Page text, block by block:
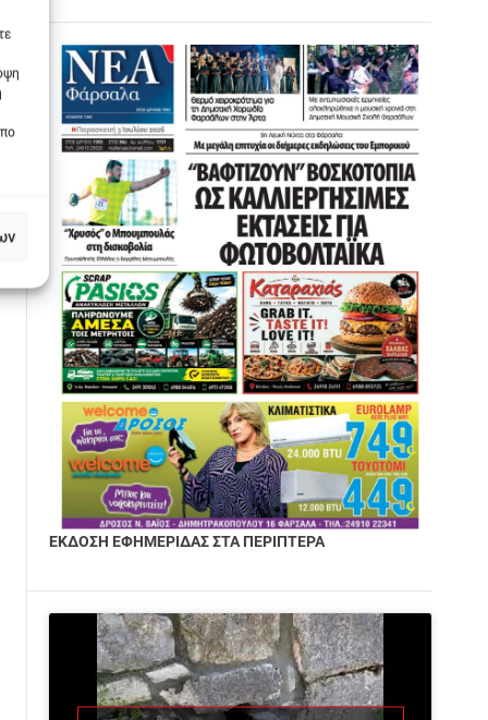
ΕΚΔΟΣΗ ΕΦΗΜΕΡΙΔΑΣ ΣΤΑ ΠΕΡΙΠΤΕΡΑ